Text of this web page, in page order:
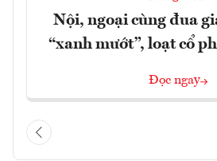
Nội, ngoại cùng đua
“xanh mướt”, loạt cổ
Đọc ngay